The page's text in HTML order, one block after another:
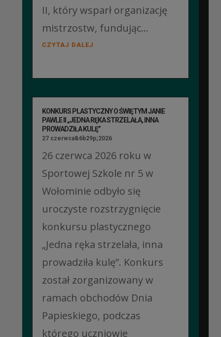
II, który wsparł organizację
mistrzostw, fundując...
CZYTAJ DALEJ
KONKURS PLASTYCZNY O ŚWIĘTYM JANIE
PAWLE II „JEDNA RĘKA STRZELAŁA, INNA
PROWADZIŁA KULĘ”
27 czerwca&6b29p;2026
26 czerwca 2026 roku w
Sportowej Szkole nr 5 w
Wołominie odbyło się
uroczyste rozstrzygnięcie
konkursu plastycznego
„Jedna ręka strzelała, inna
prowadziła kulę”. Konkurs
został zorganizowany w
ramach obchodów Dnia
Papieskiego, podczas
którego uczniowie